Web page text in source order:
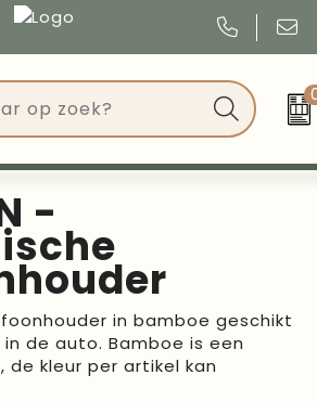
-
in bamboe geschikt
de auto. Bamboe is een
de kleur per artikel kan